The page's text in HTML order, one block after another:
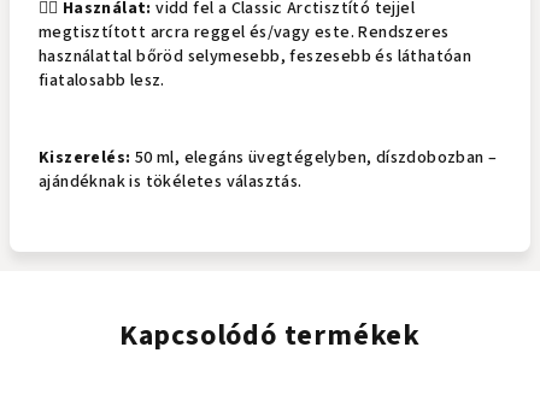
💆‍♀️ Használat: vidd fel a Classic Arctisztító tejjel
megtisztított arcra reggel és/vagy este. Rendszeres
használattal bőröd selymesebb, feszesebb és láthatóan
fiatalosabb lesz.
Kiszerelés: 50 ml, elegáns üvegtégelyben, díszdobozban –
ajándéknak is tökéletes választás.
Kapcsolódó termékek